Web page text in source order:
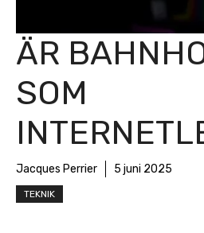
ÄR
SOM
Jacques Perrier 5 juni 2025
TEKNIK